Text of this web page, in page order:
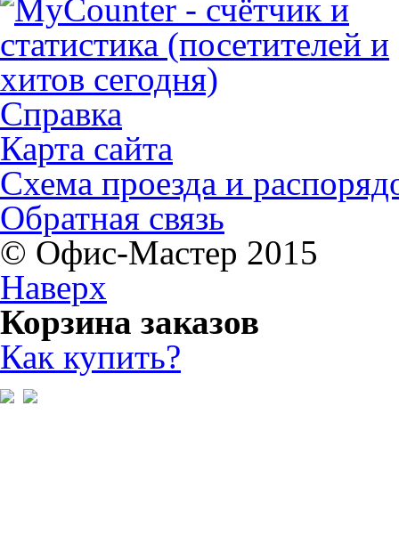
Справка
Карта сайта
Схема проезда и
Обратная связь
© Офис-Мастер 2015
Наверх
Корзина заказов
Как купить?